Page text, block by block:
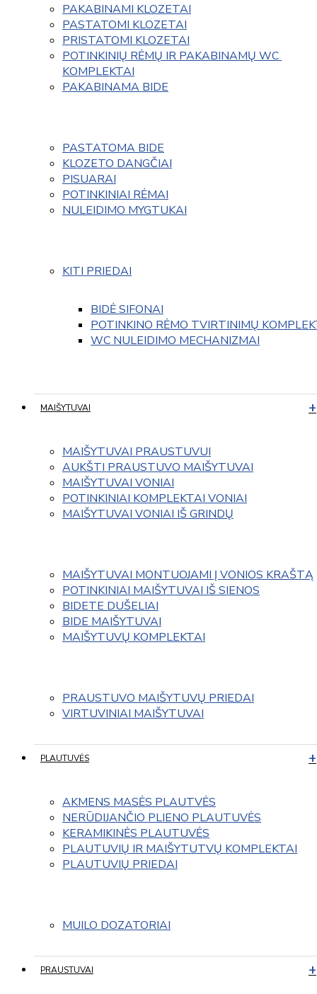
PAKABINAMI KLOZETAI
PASTATOMI KLOZETAI
PRISTATOMI KLOZETAI
POTINKINIŲ RĖMŲ IR PAKABINAMŲ WC
KOMPLEKTAI
PAKABINAMA BIDE
PASTATOMA BIDE
KLOZETO DANGČIAI
PISUARAI
POTINKINIAI RĖMAI
NULEIDIMO MYGTUKAI
KITI PRIEDAI
BIDĖ SIFONAI
POTINKINO RĖMO TVIRTINIMŲ
WC NULEIDIMO MECHANIZMAI
MAIŠYTUVAI
MAIŠYTUVAI PRAUSTUVUI
AUKŠTI PRAUSTUVO MAIŠYTUVAI
MAIŠYTUVAI VONIAI
POTINKINIAI KOMPLEKTAI VONIAI
MAIŠYTUVAI VONIAI IŠ GRINDŲ
MAIŠYTUVAI MONTUOJAMI Į VONIOS KRAŠTĄ
POTINKINIAI MAIŠYTUVAI IŠ SIENOS
BIDETE DUŠELIAI
BIDE MAIŠYTUVAI
MAIŠYTUVŲ KOMPLEKTAI
PRAUSTUVO MAIŠYTUVŲ PRIEDAI
VIRTUVINIAI MAIŠYTUVAI
PLAUTUVĖS
AKMENS MASĖS PLAUTVĖS
NERŪDIJANČIO PLIENO PLAUTUVĖS
KERAMIKINĖS PLAUTUVĖS
PLAUTUVIŲ IR MAIŠYTUTVŲ KOMPLEKTAI
PLAUTUVIŲ PRIEDAI
MUILO DOZATORIAI
PRAUSTUVAI